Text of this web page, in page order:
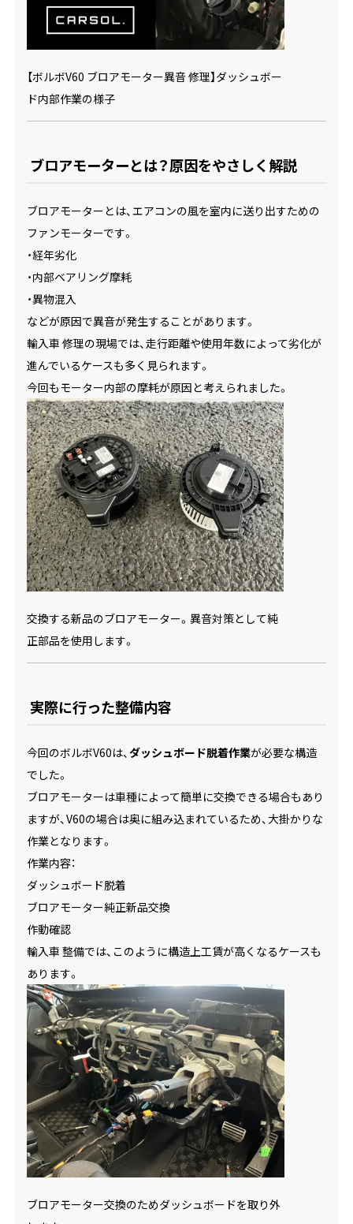
【ボルボV60 ブロアモーター異音 修理】ダッシュボー
ド内部作業の様子
ブロアモーターとは？原因をやさしく解説
ブロアモーターとは、エアコンの風を室内に送り出すための
ファンモーターです。
・経年劣化
・内部ベアリング摩耗
・異物混入
などが原因で異音が発生することがあります。
輸入車 修理の現場では、走行距離や使用年数によって劣化が
進んでいるケースも多く見られます。
今回もモーター内部の摩耗が原因と考えられました。
交換する新品のブロアモーター。異音対策として純
正部品を使用します。
実際に行った整備内容
今回のボルボV60は、 ダッシュボード脱着作業が必要な構造
でした。
ブロアモーターは車種によって簡単に交換できる場合もあり
ますが、V60の場合は奥に組み込まれているため、大掛かりな
作業となります。
作業内容：
ダッシュボード脱着
ブロアモーター純正新品交換
作動確認
輸入車 整備では、このように構造上工賃が高くなるケースも
あります。
ブロアモーター交換のためダッシュボードを取り外